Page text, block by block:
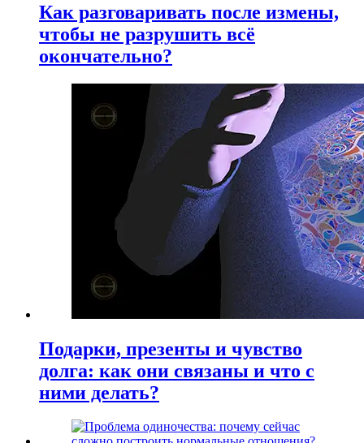
Как разговаривать после измены,
чтобы не разрушить всё
окончательно?
Подарки, презенты и чувство
долга: как они связаны и что с
ними делать?